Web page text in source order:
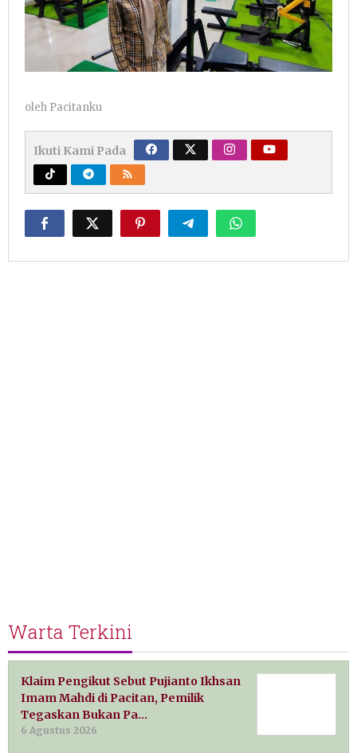
oleh Pacitanku
Ikuti Kami Pada
Warta Terkini
Klaim Pengikut Sebut Pujianto Ikhsan
Imam Mahdi di Pacitan, Pemilik
Tegaskan Bukan Pa…
6 Agustus 2026